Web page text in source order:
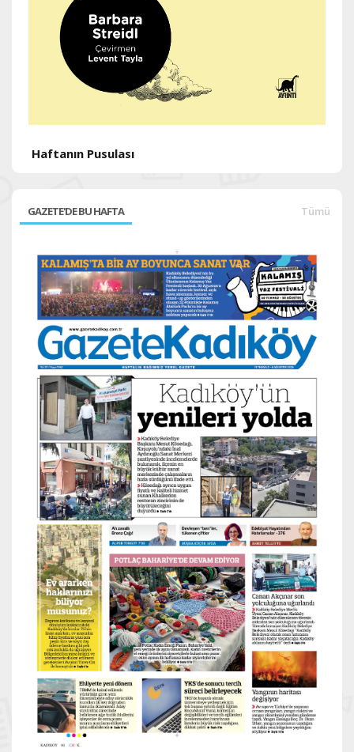
Haftanın Pusulası
GAZETE'DE BU HAFTA Tümü